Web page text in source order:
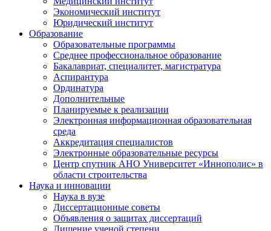
Экономический институт
Юридический институт
Образование
Образовательные программы
Среднее профессиональное образование
Бакалавриат, специалитет, магистратура
Аспирантура
Ординатура
Дополнительные
Планируемые к реализации
Электронная информационная образовательная
среда
Аккредитация специалистов
Электронные образовательные ресурсы
Центр спутник АНО Университет «Иннополис» в
области строительства
Наука и инновации
Наука в вузе
Диссертационные советы
Объявления о защитах диссертаций
Лишение ученой степени